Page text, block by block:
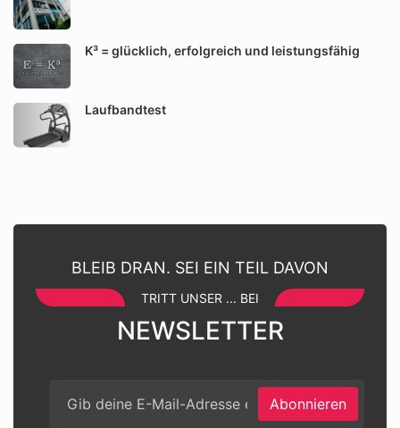
K³ = glücklich, erfolgreich und leistungsfähig
Laufbandtest
BLEIB DRAN. SEI EIN TEIL DAVON
TRITT UNSER ... BEI
NEWSLETTER
Abonnieren